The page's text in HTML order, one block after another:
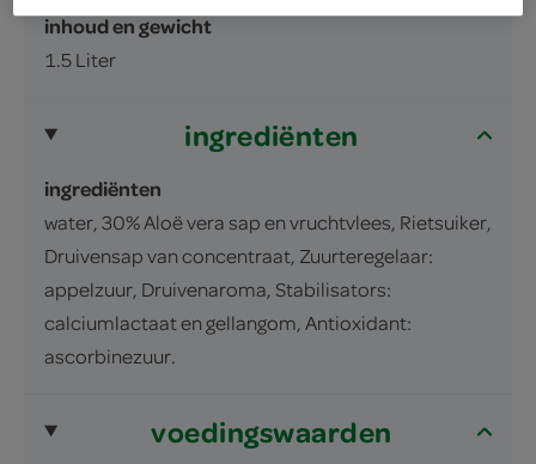
inhoud en gewicht
1.5 Liter
ingrediënten
ingrediënten
water, 30% Aloë vera sap en vruchtvlees, Rietsuiker,
Druivensap van concentraat, Zuurteregelaar:
appelzuur, Druivenaroma, Stabilisators:
calciumlactaat en gellangom, Antioxidant:
ascorbinezuur.
voedingswaarden